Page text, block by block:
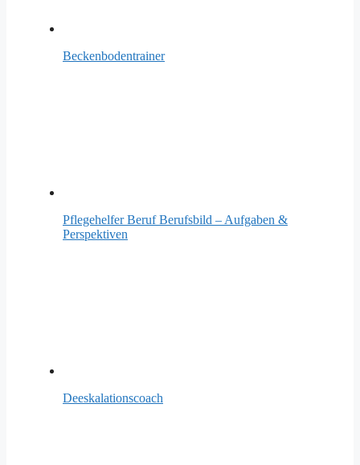
Beckenbodentrainer
Pflegehelfer Beruf Berufsbild – Aufgaben &
Perspektiven
Deeskalationscoach